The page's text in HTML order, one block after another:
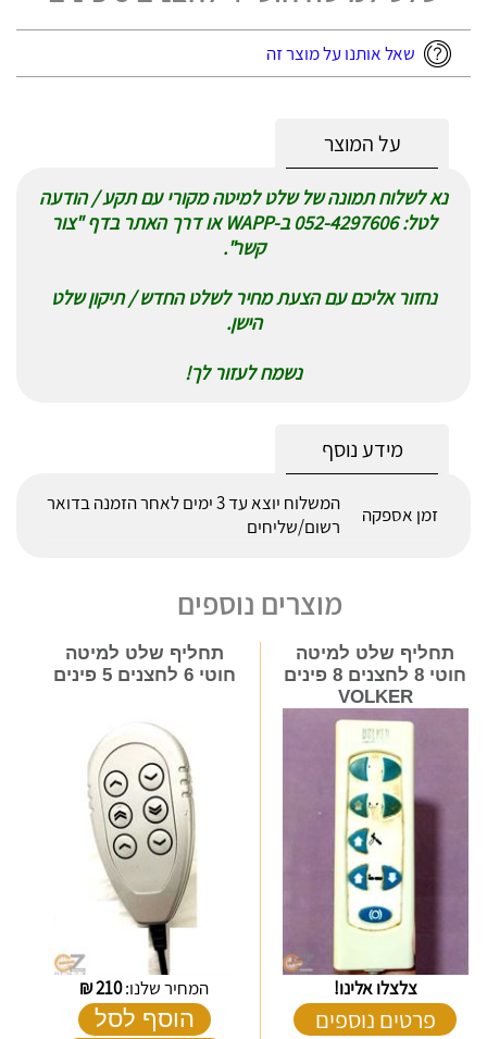
שאל אותנו על מוצר זה
על המוצר
נא לשלוח תמונה של שלט למיטה מקורי עם תקע / הודעה
לטל: 052-4297606 ב-WAPP או דרך האתר בדף "צור
קשר".
נחזור אליכם עם הצעת מחיר לשלט החדש / תיקון שלט
הישן.
נשמח לעזור לך!
מידע נוסף
זמן אספקה
המשלוח יוצא עד 3 ימים לאחר הזמנה בדואר
רשום/שליחים
מוצרים נוספים
תחליף שלט למיטה
חוטי 8 לחצנים 8 פינים
VOLKER
צלצלו אלינו!
פרטים נוספים
תחליף שלט למיטה
חוטי 6 לחצנים 5 פינים
המחיר שלנו:210
₪
הוסף לסל